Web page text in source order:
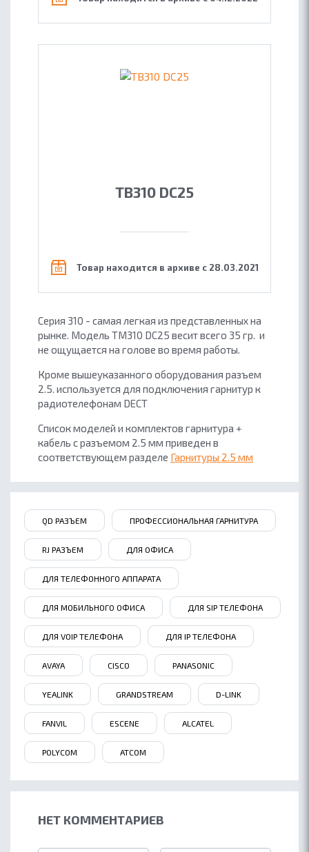
TB310 DC25
Товар находится в архиве с 28.03.2021
Серия 310 - самая легкая из представленных на
рынке. Модель TM310 DC25 весит всего 35 гр. и
не ощущается на голове во время работы.
Кроме вышеуказанного оборудования разъем
2.5. используется для подключения гарнитур к
радиотелефонам DECT
Список моделей и комплектов гарнитура +
кабель с разъемом 2.5 мм приведен в
соответствующем разделе Гарнитуры 2.5 мм
QD РАЗЪЕМ ПРОФЕССИОНАЛЬНАЯ ГАРНИТУРА
RJ РАЗЪЕМ ДЛЯ ОФИСА
ДЛЯ ТЕЛЕФОННОГО АППАРАТА
ДЛЯ МОБИЛЬНОГО ОФИСА ДЛЯ SIP ТЕЛЕФОНА
ДЛЯ VOIP ТЕЛЕФОНА ДЛЯ IP ТЕЛЕФОНА
AVAYA CISCO PANASONIC
YEALINK GRANDSTREAM D-LINK
FANVIL ESCENE ALCATEL
POLYCOM ATCOM
НЕТ КОММЕНТАРИЕВ